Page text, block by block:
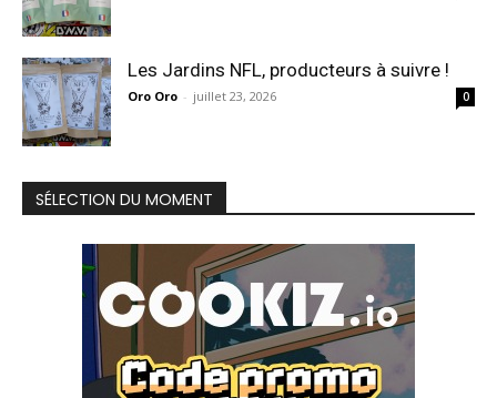
Les Jardins NFL, producteurs à suivre !
Oro Oro - juillet 23, 2026 0
SÉLECTION DU MOMENT